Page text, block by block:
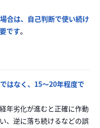
合は、自己判断で使い続け
です。
はなく、15〜20年程度で
年劣化が進むと正確に作動
、逆に落ち続けるなどの誤